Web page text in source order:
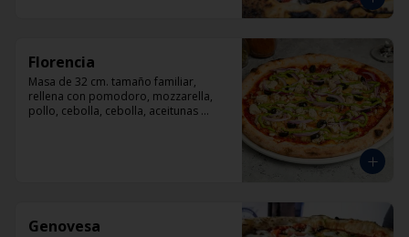
Florencia
Masa de 32 cm. tamaño familiar,
rellena con pomodoro, mozzarella,
pollo, cebolla, cebolla, aceitunas
Genovesa